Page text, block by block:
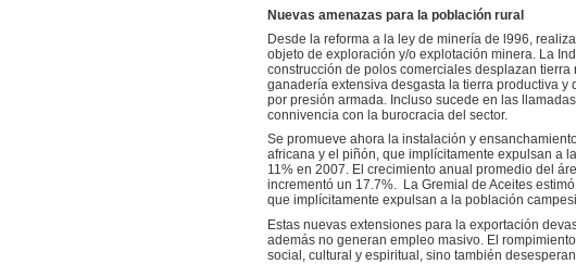
Nuevas amenazas para la población rural
Desde la reforma a la ley de minería de l996,
objeto de exploración y/o explotación minera. La
construcción de polos comerciales desplazan
ganadería extensiva desgasta la tierra productiva y
por presión armada. Incluso sucede en las
connivencia con la burocracia del sector.
Se promueve ahora la instalación y
africana y el piñón, que implícitamente expulsan a
11% en 2007. El crecimiento anual promedio del
incrementó un 17.7%. La Gremial de Aceites
que implícitamente expulsan a la población
Estas nuevas extensiones para la exportación
además no generan empleo masivo. El
social, cultural y espiritual, sino también